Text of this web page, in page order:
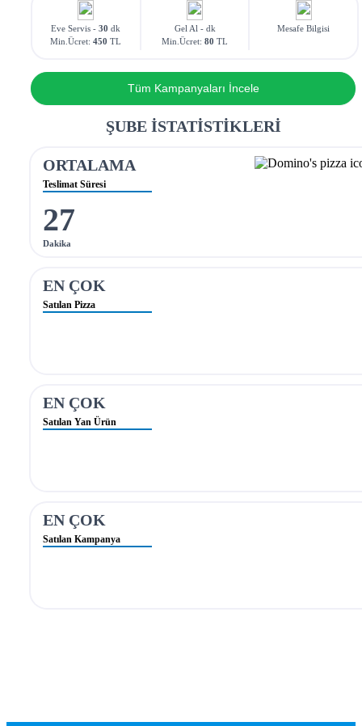
Eve Servis -30 dk
Min.Ücret:450 TL
Gel Al - dk
Min.Ücret: 80 TL
Mesafe Bilgisi
Tüm Kampanyaları İncele
ŞUBE İSTATİSTİKLERİ
ORTALAMA
Teslimat Süresi
27
Dakika
EN ÇOK
Satılan Pizza
EN ÇOK
Satılan Yan Ürün
EN ÇOK
Satılan Kampanya